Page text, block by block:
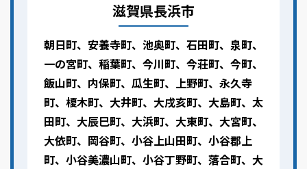
滋賀県長浜市
朝日町、安養寺町、池奥町、石田町、泉町、
一の宮町、稲葉町、今川町、今荘町、今町、
飯山町、内保町、瓜生町、上野町、永久寺
町、榎木町、大井町、大戌亥町、大島町、太
田町、大辰巳町、大浜町、大東町、大宮町、
大依町、岡谷町、小谷上山田町、小谷郡上
町、小谷美濃山町、小谷丁野町、落合町、大